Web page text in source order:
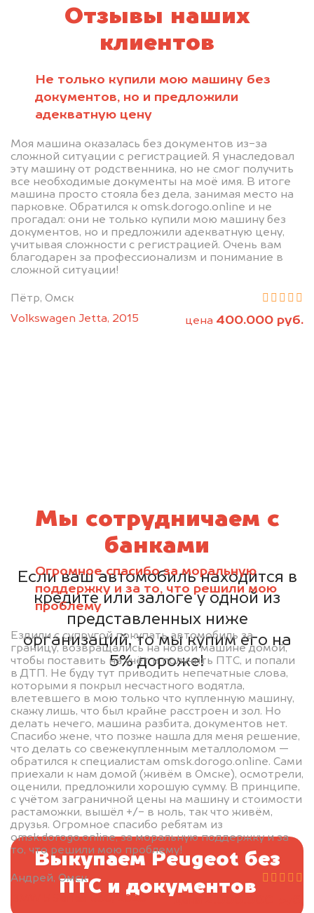
Отзывы наших
клиентов
Не только купили мою машину без
документов, но и предложили
адекватную цену
Моя машина оказалась без документов из-за
сложной ситуации с регистрацией. Я унаследовал
эту машину от родственника, но не смог получить
все необходимые документы на моё имя. В итоге
машина просто стояла без дела, занимая место на
парковке. Обратился к omsk.dorogo.online и не
прогадал: они не только купили мою машину без
документов, но и предложили адекватную цену,
учитывая сложности с регистрацией. Очень вам
благодарен за профессионализм и понимание в
сложной ситуации!
Пётр, Омск
Volkswagen Jetta, 2015
цена 400.000 руб.
Огромное спасибо за моральную
поддержку и за то, что решили мою
проблему
Ездили с супругой покупать автомобиль за
границу, возвращались на новой машине домой,
чтобы поставить на учёт и получить ПТС, и попали
в ДТП. Не буду тут приводить непечатные слова,
которыми я покрыл несчастного водятла,
влетевшего в мою только что купленную машину,
скажу лишь, что был крайне расстроен и зол. Но
делать нечего, машина разбита, документов нет.
Спасибо жене, что позже нашла для меня решение,
что делать со свежекупленным металлоломом —
обратился к специалистам omsk.dorogo.online. Сами
приехали к нам домой (живём в Омске), осмотрели,
оценили, предложили хорошую сумму. В принципе,
с учётом заграничной цены на машину и стоимости
растаможки, вышёл +/- в ноль, так что живём,
друзья. Огромное спасибо ребятам из
omsk.dorogo.online, за моральную поддержку и за
то, что решили мою проблему!
Андрей, Омск
BMW 5 Series G30, 2020
Мы сотрудничаем с
банками
Если ваш автомобиль находится в
кредите или залоге у одной из
представленных ниже
организаций, то мы купим его на
5% дороже!
Выкупаем Peugeot без
ПТС и документов